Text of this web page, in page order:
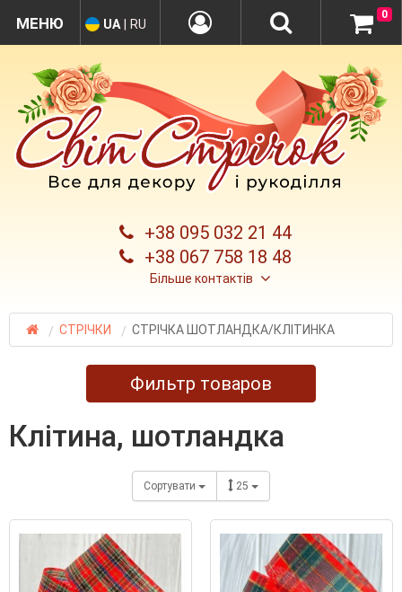
+38 095 032 21 44
+38 067 758 18 48
Більше контактів
UA RU
0
СТРІЧКИ СТРІЧКА ШОТЛАНДКА/КЛІТИНКА
Фильтр товаров
клітина, шотландка
Сортувати 25